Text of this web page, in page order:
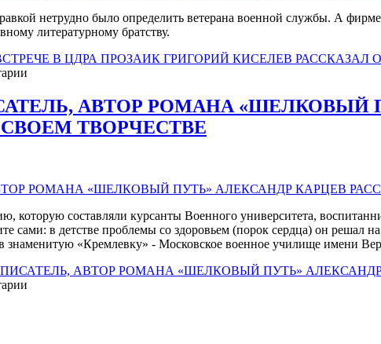
нетрудно было определить ветерана военной службы. А
литературному братству.
В ЦДРА ПРОЗАИК ГРИГОРИЙ КИСЕЛЕВ
АВТОР РОМАНА «ШЕЛКОВЫЙ
ТВОРЧЕСТВЕ
которую составляли курсанты Военного университета,
сами: в детстве проблемы со здоровьем (порок сердца) он
в знаменитую «Кремлевку» - Московское военное училище
АВТОР РОМАНА «ШЕЛКОВЫЙ ПУТЬ»